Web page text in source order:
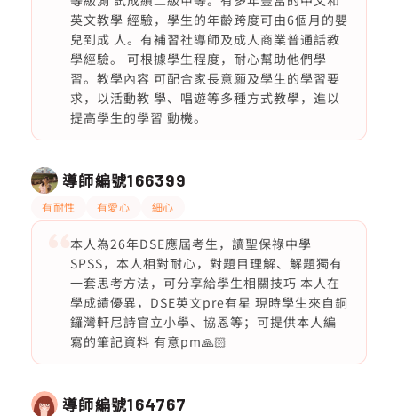
英文教學 經驗，學生的年齡跨度可由6個月的嬰
兒到成 人。有補習社導師及成人商業普通話教
學經驗。 可根據學生程度，耐心幫助他們學
習。教學內容 可配合家長意願及學生的學習要
求，以活動教 學、唱遊等多種方式教學，進以
提高學生的學習 動機。
導師編號166399
有耐性 有愛心 細心
本人為26年DSE應屆考生，讀聖保祿中學
SPSS，本人相對耐心，對題目理解、解題獨有
一套思考方法，可分享給學生相關技巧 本人在
學成績優異，DSE英文pre有星 現時學生來自銅
鑼灣軒尼詩官立小學、協恩等；可提供本人編
寫的筆記資料 有意pm🙏🏻
導師編號164767